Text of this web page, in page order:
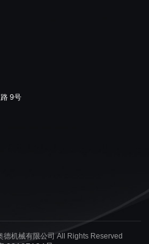
9号
德机械有限公司 All Rights Reserved